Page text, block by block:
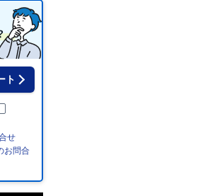
ト
せ
お問合